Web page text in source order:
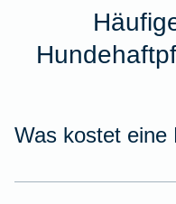
Was kostet eine